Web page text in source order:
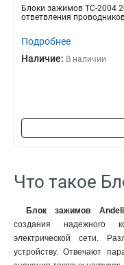
Блоки зажимов TC-2004
ответвления
Подробнее
Наличие: В наличии
Что такое
Блок зажимов
создания надежного
электрической сети.
устройству. Отвечают